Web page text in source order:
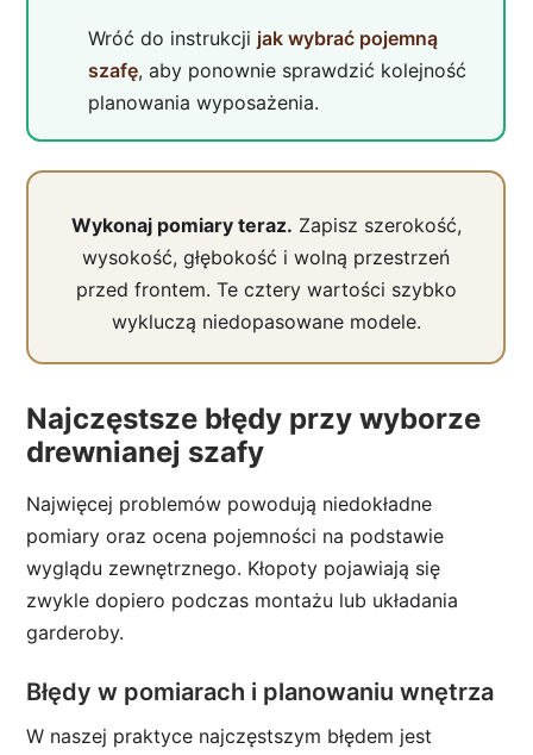
Wróć do instrukcji jak wybrać pojemną
szafę, aby ponownie sprawdzić kolejność
planowania wyposażenia.
Wykonaj pomiary teraz. Zapisz szerokość,
wysokość, głębokość i wolną przestrzeń
przed frontem. Te cztery wartości szybko
wykluczą niedopasowane modele.
Najczęstsze błędy przy wyborze
drewnianej szafy
Najwięcej problemów powodują niedokładne
pomiary oraz ocena pojemności na podstawie
wyglądu zewnętrznego. Kłopoty pojawiają się
zwykle dopiero podczas montażu lub układania
garderoby.
Błędy w pomiarach i planowaniu wnętrza
W naszej praktyce najczęstszym błędem jest